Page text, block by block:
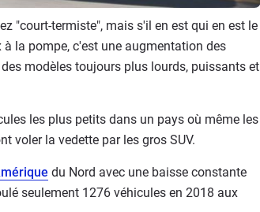
"court-termiste", mais s'il en est qui en est le
la pompe, c'est une augmentation des
modèles toujours plus lourds, puissants et
les plus petits dans un pays où même les
voler la vedette par les gros SUV.
du Nord avec une baisse constante
seulement 1276 véhicules en 2018 aux